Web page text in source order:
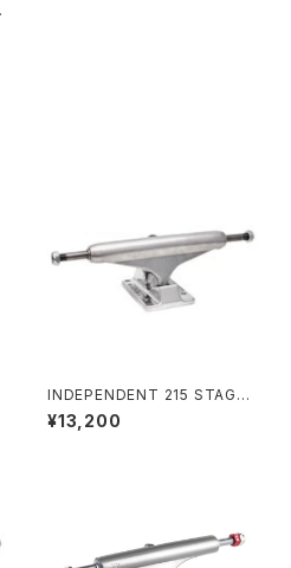
INDEPENDENT 215 STAGE 1
1 POLISHED SKATEBOARD
TRUCKS インディペンデント 2
¥13,200